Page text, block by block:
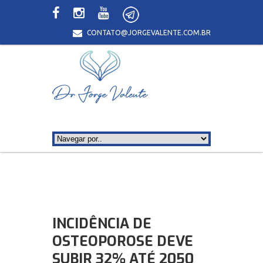
CONTATO@JORGEVALENTE.COM.BR
INCIDÊNCIA DE
OSTEOPOROSE DEVE
SUBIR 32% ATÉ 2050